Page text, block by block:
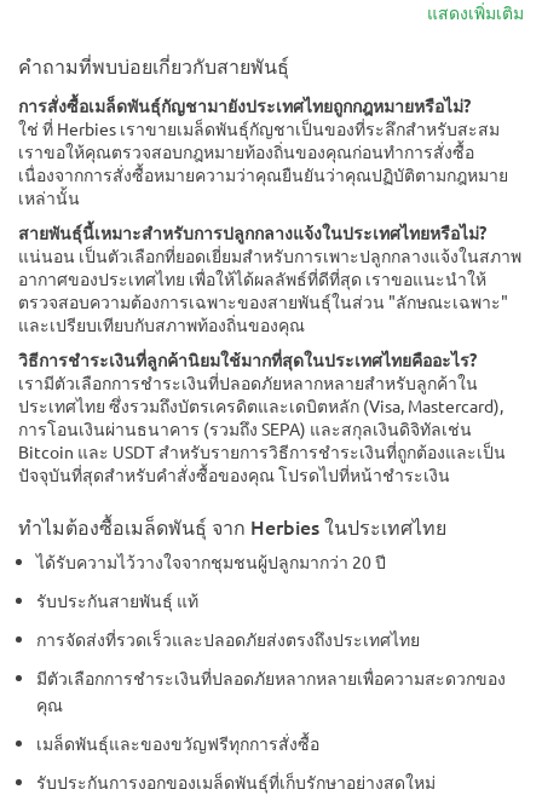
แสดงเพิ่มเติม
คำถามที่พบบ่อยเกี่ยวกับสายพันธุ์
การสั่งซื้อเมล็ดพันธุ์กัญชามายังประเทศไทยถูกกฎหมายหรือไม่?
ใช่ ที่ Herbies เราขายเมล็ดพันธุ์กัญชาเป็นของที่ระลึกสำหรับสะสม
เราขอให้คุณตรวจสอบกฎหมายท้องถิ่นของคุณก่อนทำการสั่งซื้อ
เนื่องจากการสั่งซื้อหมายความว่าคุณยืนยันว่าคุณปฏิบัติตามกฎหมาย
เหล่านั้น
สายพันธุ์นี้เหมาะสำหรับการปลูกกลางแจ้งในประเทศไทยหรือไม่?
แน่นอน เป็นตัวเลือกที่ยอดเยี่ยมสำหรับการเพาะปลูกกลางแจ้งในสภาพ
อากาศของประเทศไทย เพื่อให้ได้ผลลัพธ์ที่ดีที่สุด เราขอแนะนำให้
ตรวจสอบความต้องการเฉพาะของสายพันธุ์ในส่วน "ลักษณะเฉพาะ"
และเปรียบเทียบกับสภาพท้องถิ่นของคุณ
วิธีการชำระเงินที่ลูกค้านิยมใช้มากที่สุดในประเทศไทยคืออะไร?
เรามีตัวเลือกการชำระเงินที่ปลอดภัยหลากหลายสำหรับลูกค้าใน
ประเทศไทย ซึ่งรวมถึงบัตรเครดิตและเดบิตหลัก (Visa, Mastercard),
การโอนเงินผ่านธนาคาร (รวมถึง SEPA) และสกุลเงินดิจิทัลเช่น
Bitcoin และ USDT สำหรับรายการวิธีการชำระเงินที่ถูกต้องและเป็น
ปัจจุบันที่สุดสำหรับคำสั่งซื้อของคุณ โปรดไปที่หน้าชำระเงิน
ทำไมต้องซื้อเมล็ดพันธุ์ จาก Herbies ในประเทศไทย
ได้รับความไว้วางใจจากชุมชนผู้ปลูกมากว่า 20 ปี
รับประกันสายพันธุ์ แท้
การจัดส่งที่รวดเร็วและปลอดภัยส่งตรงถึงประเทศไทย
มีตัวเลือกการชำระเงินที่ปลอดภัยหลากหลายเพื่อความสะดวกของ
คุณ
เมล็ดพันธุ์และของขวัญฟรีทุกการสั่งซื้อ
รับประกันการงอกของเมล็ดพันธุ์ที่เก็บรักษาอย่างสดใหม่